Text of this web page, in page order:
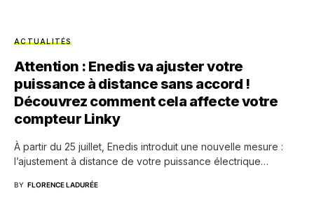
ACTUALITÉS
Attention : Enedis va ajuster votre
puissance à distance sans accord !
Découvrez comment cela affecte votre
compteur Linky
À partir du 25 juillet, Enedis introduit une nouvelle mesure :
l’ajustement à distance de votre puissance électrique…
BY FLORENCE LADURÉE